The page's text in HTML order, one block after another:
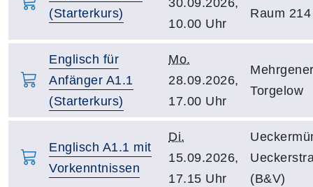
(Starterkurs)
10.00 Uhr
Raum 214
Englisch für
Anfänger A1.1
(Starterkurs)
Mo.
28.09.2026,
17.00 Uhr
Torgelow
Englisch A1.1 mit
Vorkenntnissen
Di.
15.09.2026,
17.15 Uhr
(B&V)